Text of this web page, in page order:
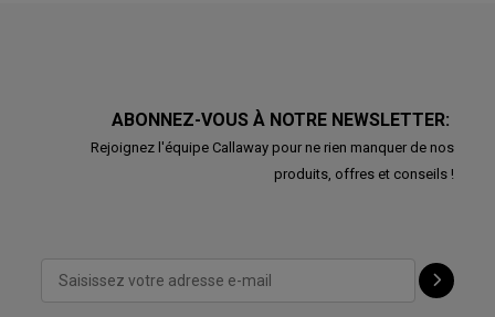
ABONNEZ-VOUS À NOTRE NEWSLETTER:
Rejoignez l'équipe Callaway pour ne rien manquer de nos
produits, offres et conseils !